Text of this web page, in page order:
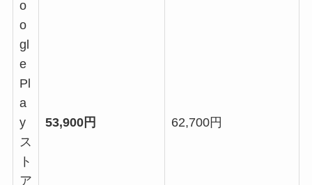
o
o
gl
e
Pl
a
y
ス
ト
ア
53,900円 62,700円